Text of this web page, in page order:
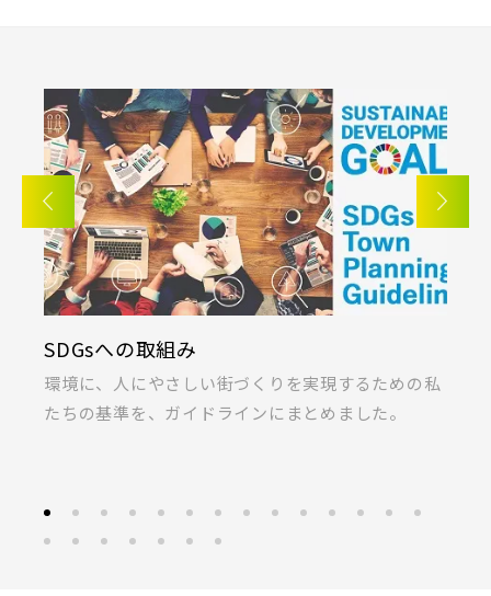
SDGsへの取組み
環境に、人にやさしい街づくりを実現するための私
たちの基準を、ガイドラインにまとめました。